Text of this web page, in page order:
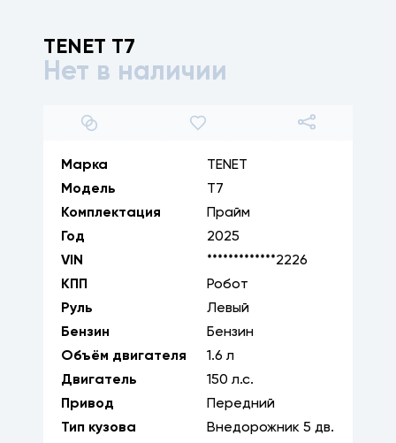
TENET T7
Нет в наличии
1/8
Марка
TENET
Модель
T7
Комплектация
Прайм
Год
2025
VIN
*************2226
КПП
Робот
Руль
Левый
Бензин
Бензин
Объём двигателя
1.6 л
Двигатель
150 л.с.
Привод
Передний
Тип кузова
Внедорожник 5 дв.